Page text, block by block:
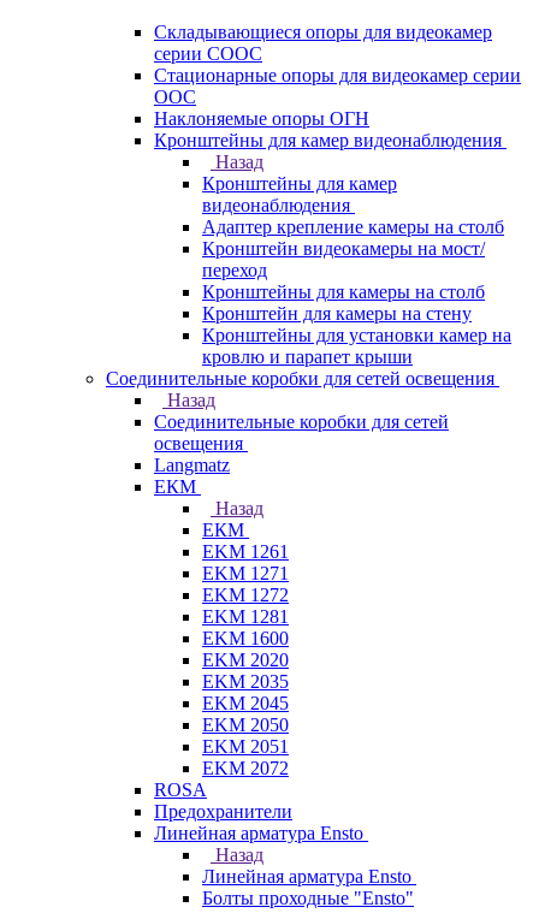
Складывающиеся опоры для видеокамер
серии СООС
Стационарные опоры для видеокамер серии
ООС
Наклоняемые опоры ОГН
Кронштейны для камер видеонаблюдения
Назад
Кронштейны для камер
видеонаблюдения
Адаптер крепление камеры на столб
Кронштейн видеокамеры на мост/
переход
Кронштейны для камеры на столб
Кронштейн для камеры на стену
Кронштейны для установки камер на
кровлю и парапет крыши
Соединительные коробки для сетей освещения
Назад
Соединительные коробки для сетей
освещения
Langmatz
ЕКМ
Назад
ЕКМ
EKM 1261
EKM 1271
EKM 1272
EKM 1281
EKM 1600
EKM 2020
EKM 2035
EKM 2045
EKM 2050
EKM 2051
EKM 2072
ROSA
Предохранители
Линейная арматура Ensto
Назад
Линейная арматура Ensto
Болты проходные "Ensto"